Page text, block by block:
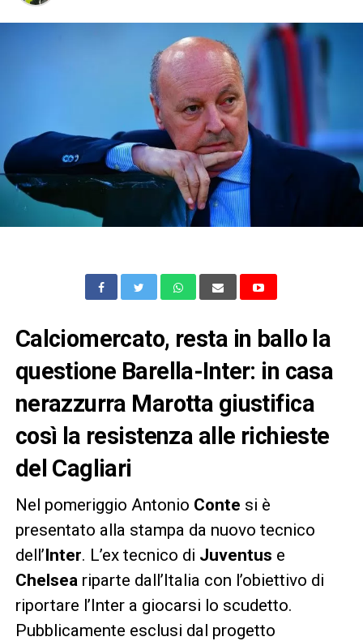
Calciomercato, resta in ballo la
questione Barella-Inter: in casa
nerazzurra Marotta giustifica
così la resistenza alle richieste
del Cagliari
Nel pomeriggio Antonio Conte si è
presentato alla stampa da nuovo tecnico
dell’Inter. L’ex tecnico di Juventus e
Chelsea riparte dall’Italia con l’obiettivo di
riportare l’Inter a giocarsi lo scudetto.
Pubblicamente esclusi dal progetto